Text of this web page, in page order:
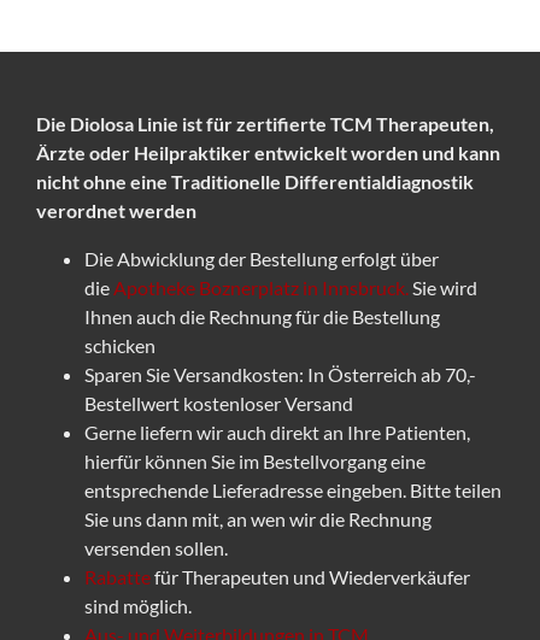
Die Diolosa Linie ist für zertifierte TCM Therapeuten,
Ärzte oder Heilpraktiker entwickelt worden und kann
nicht ohne eine Traditionelle Differentialdiagnostik
verordnet werden
Die Abwicklung der Bestellung erfolgt über
die Apotheke Boznerplatz in Innsbruck. Sie wird
Ihnen auch die Rechnung für die Bestellung
schicken
Sparen Sie Versandkosten: In Österreich ab 70,-
Bestellwert kostenloser Versand
Gerne liefern wir auch direkt an Ihre Patienten,
hierfür können Sie im Bestellvorgang eine
entsprechende Lieferadresse eingeben. Bitte teilen
Sie uns dann mit, an wen wir die Rechnung
versenden sollen.
Rabattefür Therapeuten und Wiederverkäufer
sind möglich.
Aus- und Weiterbildungen in TCM